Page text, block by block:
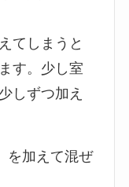
てしまうと
す。少し室
しずつ加え
を加えて混ぜ